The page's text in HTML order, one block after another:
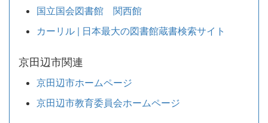
国立国会図書館 関西館
カーリル | 日本最大の図書館蔵書検索サイト
京田辺市関連
京田辺市ホームページ
京田辺市教育委員会ホームページ